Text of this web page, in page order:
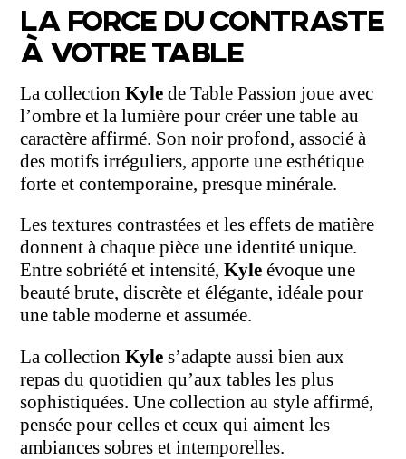
LA FORCE DU CONTRASTE
À VOTRE TABLE
La collectionKyle de Table Passion joue avec
l’ombre et la lumière pour créer une table au
caractère affirmé. Son noir profond, associé à
des motifs irréguliers, apporte une esthétique
forte et contemporaine, presque minérale.
Les textures contrastées et les effets de matière
donnent à chaque pièce une identité unique.
Entre sobriété et intensité,Kyle évoque une
beauté brute, discrète et élégante, idéale pour
une table moderne et assumée.
La collectionKyle s’adapte aussi bien aux
repas du quotidien qu’aux tables les plus
sophistiquées. Une collection au style affirmé,
pensée pour celles et ceux qui aiment les
ambiances sobres et intemporelles.